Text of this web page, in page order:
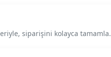
siparişini kolayca tamamla.